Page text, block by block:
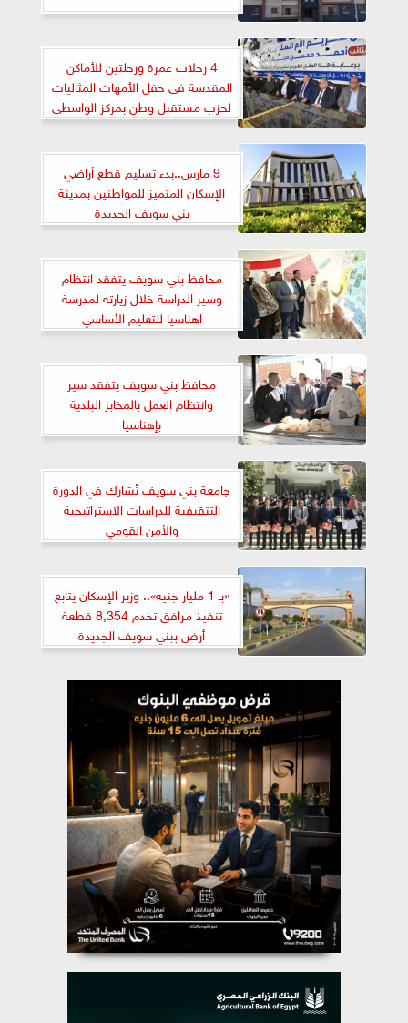
4 رحلات عمرة ورحلتين للأماكن
المقدسة فى حفل الأمهات المثاليات
لحزب مستقبل وطن بمركز الواسطى
ببنى سويف
9 مارس..بدء تسليم قطع أراضي
الإسكان المتميز للمواطنين بمدينة
بني سويف الجديدة
محافظ بني سويف يتفقد انتظام
وسير الدراسة خلال زيارته لمدرسة
اهناسيا للتعليم الأساسي
محافظ بني سويف يتفقد سير
وانتظام العمل بالمخابز البلدية
بإهناسيا
جامعة بني سويف تُشارك في الدورة
التثقيفية للدراسات الاستراتيجية
والأمن القومي
«بـ 1 مليار جنيه».. وزير الإسكان يتابع
تنفيذ مرافق تخدم 8,354 قطعة
أرض ببني سويف الجديدة